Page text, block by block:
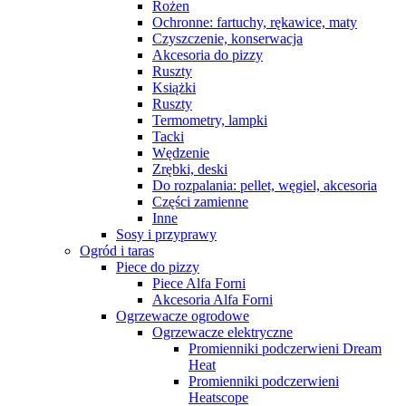
Rożen
Ochronne: fartuchy, rękawice, maty
Czyszczenie, konserwacja
Akcesoria do pizzy
Ruszty
Książki
Ruszty
Termometry, lampki
Tacki
Wędzenie
Zrębki, deski
Do rozpalania: pellet, węgiel, akcesoria
Części zamienne
Inne
Sosy i przyprawy
Ogród i taras
Piece do pizzy
Piece Alfa Forni
Akcesoria Alfa Forni
Ogrzewacze ogrodowe
Ogrzewacze elektryczne
Promienniki podczerwieni Dream
Heat
Promienniki podczerwieni
Heatscope